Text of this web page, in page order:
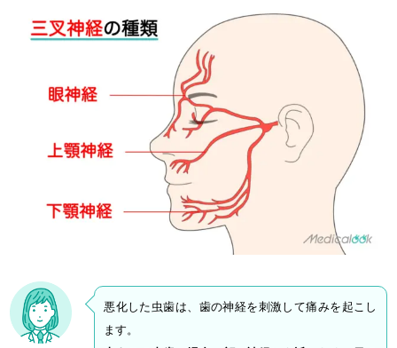
悪化した虫歯は、歯の神経を刺激して痛みを起こし
ます。